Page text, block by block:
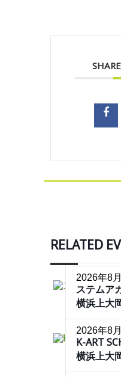
RELATED
2026年8
ステムア
横浜上大
2026年8
K-ART
横浜上大